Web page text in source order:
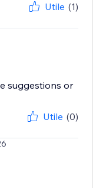
Utile (1)
suggestions or
Utile (0)